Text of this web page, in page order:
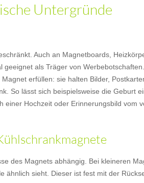
Untergründe
Auch an Magnetboards,
als Träger von
erfüllen: sie halten Bilder,
So lässt sich beispielsweise die Geburt
Hochzeit oder Erinnerungsbild vom
des Magnets abhängig. Bei kleineren
sieht. Dieser ist fest mit der